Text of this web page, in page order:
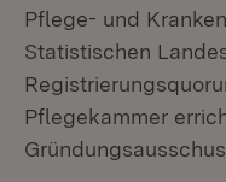
Pflege- und
Statistischen
Pflegekammer